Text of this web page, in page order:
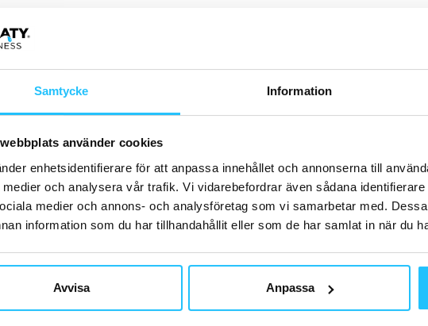
Samtycke Information
använder cookies
enhetsidentifierare för att anpassa innehållet och annonserna till
och analysera vår trafik. Vi vidarebefordrar även sådana
medier och annons- och analysföretag som vi samarbetar med.
information som du har tillhandahållit eller som de har samlat in när du
Avvisa Anpassa